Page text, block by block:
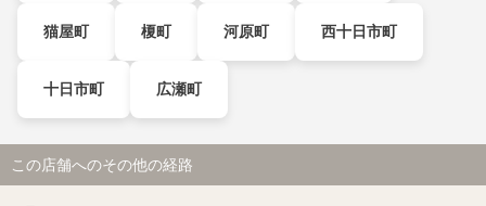
猫屋町 榎町 河原町 西十日市町
十日市町 広瀬町
この店舗へのその他の経路